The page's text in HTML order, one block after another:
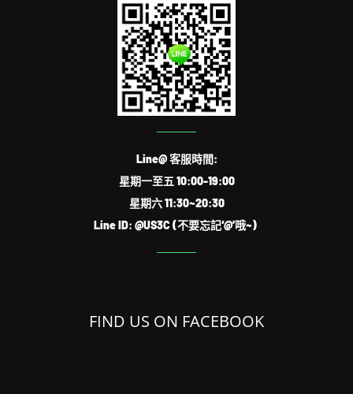
Line@ 客服時間:
星期一至五 10:00-19:00
星期六 11:30~20:30
Line ID: @US3C (不要忘記‘@’哦~)
FIND US ON FACEBOOK